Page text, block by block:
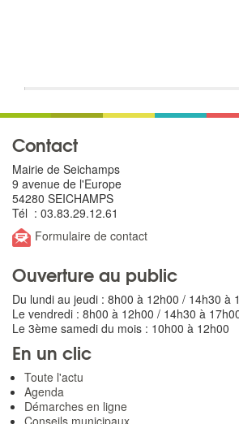
Contact
Mairie de Seichamps
9 avenue de l'Europe
54280 SEICHAMPS
Tél : 03.83.29.12.61
Formulaire de contact
Ouverture au public
Du lundi au jeudi : 8h00 à 12h00 / 14h30 à
Le vendredi : 8h00 à 12h00 / 14h30 à
Le 3ème samedi du mois : 10h00 à 12h00
En un clic
Toute l'actu
Agenda
Démarches en ligne